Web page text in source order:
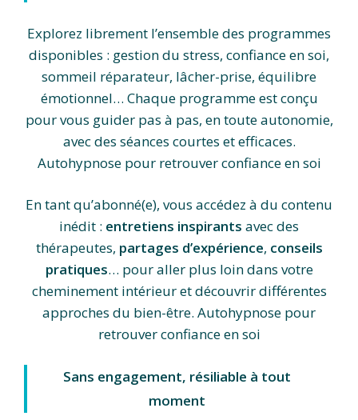
Explorez librement l’ensemble des programmes
disponibles : gestion du stress, confiance en soi,
sommeil réparateur, lâcher-prise, équilibre
émotionnel… Chaque programme est conçu
pour vous guider pas à pas, en toute autonomie,
avec des séances courtes et efficaces.
Autohypnose pour retrouver confiance en soi
En tant qu’abonné(e), vous accédez à du contenu
inédit : entretiens inspirants avec des
thérapeutes, partages d’expérience, conseils
pratiques… pour aller plus loin dans votre
cheminement intérieur et découvrir différentes
approches du bien-être. Autohypnose pour
retrouver confiance en soi
Sans engagement, résiliable à tout
moment